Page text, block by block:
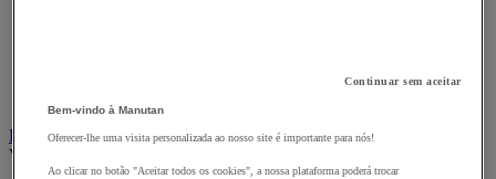
Eletricidade
Ver todas as categorias
Continuar sem aceitar
Bem-vindo à Manutan
Oferecer-lhe uma visita personalizada ao nosso site é importante para nós!
Ao clicar no botão "Aceitar todos os cookies", a nossa plataforma poderá trocar